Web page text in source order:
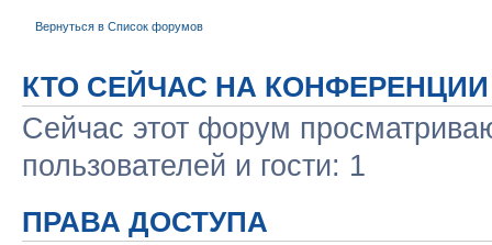
Вернуться в Список форумов
КТО СЕЙЧАС НА КОНФЕРЕНЦИИ
Сейчас этот форум
пользователей и гости: 1
ПРАВА ДОСТУПА